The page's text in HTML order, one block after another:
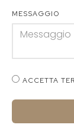
MESSAGGIO
ACCETTA